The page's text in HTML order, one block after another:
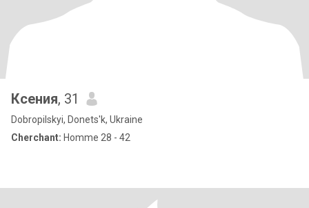
Ксения, 31
Dobropilskyi, Donets'k, Ukraine
Cherchant: Homme 28 - 42